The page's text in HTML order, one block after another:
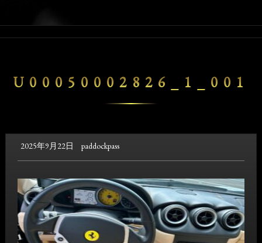
U00050002826_1_001
2025年9月22日 paddockpass